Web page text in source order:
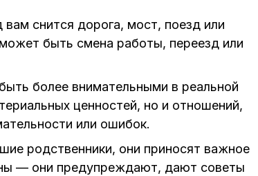
снится дорога, мост, поезд или
быть смена работы, переезд или
более внимательными в реальной
ценностей, но и отношений,
или ошибок.
родственники, они приносят важное
— они предупреждают, дают советы